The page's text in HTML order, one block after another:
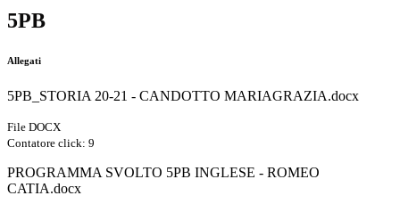
5PB
Allegati
5PB_STORIA 20-21 - CANDOTTO MARIAGRAZIA.docx
File DOCX
Contatore click: 9
PROGRAMMA SVOLTO 5PB INGLESE - ROMEO
CATIA.docx